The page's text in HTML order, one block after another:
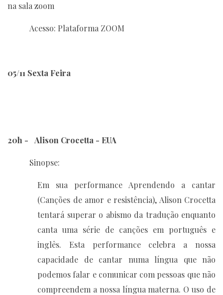
na sala zoom
Acesso: Plataforma ZOOM
05/11 Sexta Feira
20h - Alison Crocetta - EUA
Sinopse:
Em sua performance Aprendendo a cantar
(Canções de amor e resistência), Alison Crocetta
tentará superar o abismo da tradução enquanto
canta uma série de canções em português e
inglês. Esta performance celebra a nossa
capacidade de cantar numa língua que não
podemos falar e comunicar com pessoas que não
compreendem a nossa língua materna. O uso de